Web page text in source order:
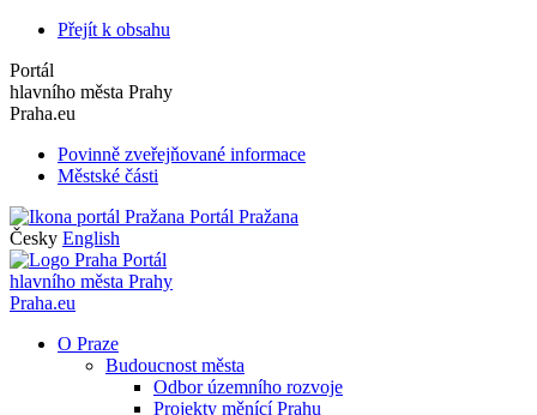
Přejít k obsahu
Portál
hlavního města Prahy
Praha.eu
Povinně zveřejňované informace
Městské části
Portál Pražana
Česky English
Portál
hlavního města Prahy
Praha.eu
O Praze
Budoucnost města
Odbor územního rozvoje
Projekty měnící Prahu